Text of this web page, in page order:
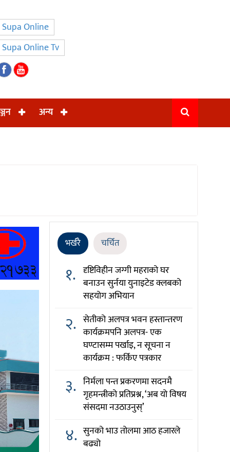
Supa Online
Supa Online Tv
अन्य
भर्खरै चर्चित
१. दृष्टिविहीन जग्गी महराको घर
बनाउन सुर्नया युनाइटेड क्लबको
सहयोग अभियान
२. सेतीको अलपत्र भवन हस्तान्तरण
कार्यक्रमपनि अलपत्र- एक
घण्टासम्म पर्खाइ, न सूचना न
कार्यक्रम : फर्किए पत्रकार
३. निर्मला पन्त प्रकरणमा सदनमै
गृहमन्त्रीको प्रतिप्रश्न, ‘अब यो विषय
संसदमा नउठाउनुस्’
४. सुनको भाउ तोलमा आठ हजारले
बढ्यो